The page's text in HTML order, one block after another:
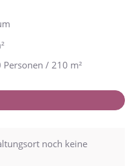
/ 210 m²
noch keine